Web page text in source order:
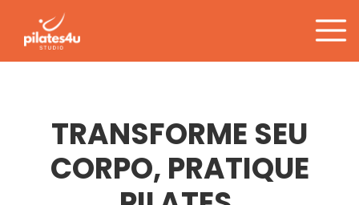
conteúdo
Tag: envelhecimento
TRANSFORME SEU
CORPO, PRATIQUE